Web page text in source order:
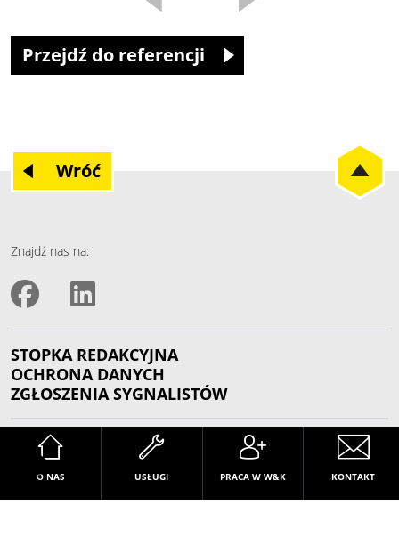
Przejdź do referencji
Wróć
Znajdź nas na:
STOPKA REDAKCYJNA
OCHRONA DANYCH
ZGŁOSZENIA SYGNALISTÓW
© W&K Gesellschaft für Industrietechnik mbH 2026
O NAS USŁUGI PRACA W W&K KONTAKT